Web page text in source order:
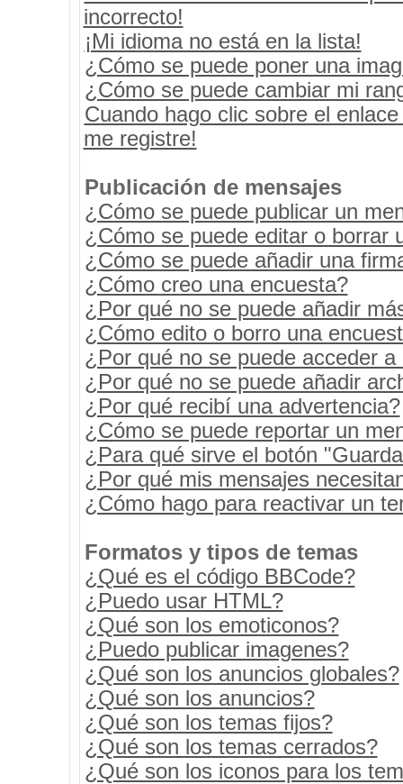
incorrecto!
¡Mi idioma no está en la lista!
¿Cómo se puede poner una
¿Cómo se puede cambiar mi
Cuando hago clic sobre el
me registre!
Publicación de mensajes
¿Cómo se puede publicar un
¿Cómo se puede editar o borrar
¿Cómo se puede añadir una
¿Cómo creo una encuesta?
¿Por qué no se puede añadir
¿Cómo edito o borro una
¿Por qué no se puede acceder a
¿Por qué no se puede añadir
¿Por qué recibí una advertencia?
¿Cómo se puede reportar un
¿Para qué sirve el botón
¿Por qué mis mensajes
¿Cómo hago para reactivar un
Formatos y tipos de temas
¿Qué es el código BBCode?
¿Puedo usar HTML?
¿Qué son los emoticonos?
¿Puedo publicar imagenes?
¿Qué son los anuncios globales?
¿Qué son los anuncios?
¿Qué son los temas fijos?
¿Qué son los temas cerrados?
¿Qué son los iconos para los